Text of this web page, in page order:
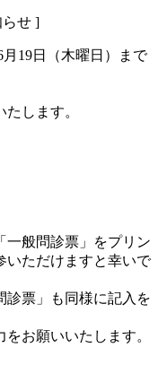
せ ]
月19日（木曜日）まで
します。
般問診票」をプリン
いただけますと幸いで
診票」も同様に記入を
お願いいたします。